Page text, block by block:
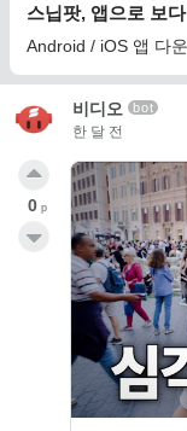
스닙팟, 앱으로 보
Android / iOS 앱 다
비디오 bot
한 달 전
0 p